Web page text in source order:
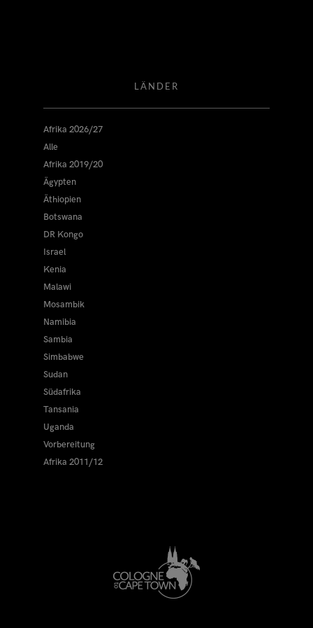
LÄNDER
Afrika 2026/27
Alle
Afrika 2019/20
Ägypten
Äthiopien
Botswana
DR Kongo
Israel
Kenia
Malawi
Mosambik
Namibia
Sambia
Simbabwe
Sudan
Südafrika
Tansania
Uganda
Vorbereitung
Afrika 2011/12